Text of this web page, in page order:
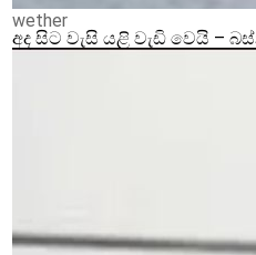
wether
අද සිට වැසි යළි වැඩි වෙයි –